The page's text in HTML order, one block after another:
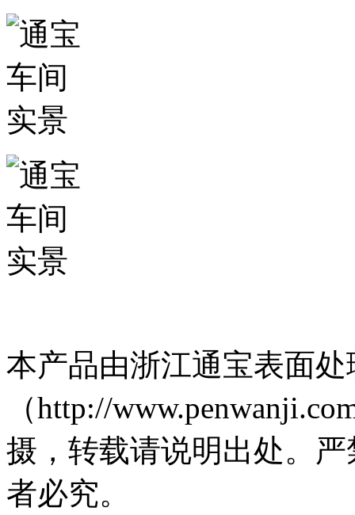
本产品由浙江通宝表面
（http://
摄，转载请说明出处。
者必究。